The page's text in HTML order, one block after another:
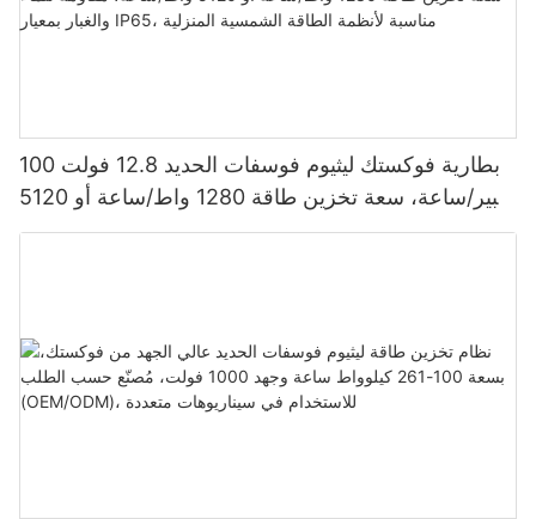
بطارية فوكستك ليثيوم فوسفات الحديد 12.8 فولت 100
أمبير/ساعة، سعة تخزين طاقة 1280 واط/ساعة أو 5120
واط/ساعة، مقاومة للماء والغبار بمعيار IP65، مناسبة